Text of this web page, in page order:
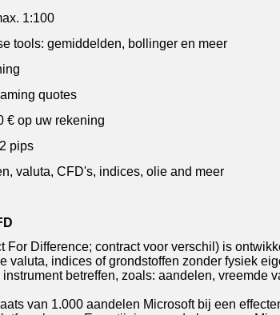
1:100
tools: gemiddelden, bollinger en meer
quotes
€ op uw rekening
pips
valuta, CFD's, indices, olie and meer
For Difference; contract voor verschil) is
valuta, indices of grondstoffen zonder fysiek
betreffen, zoals: aandelen, vreemde
van 1.000 aandelen Microsoft bij een